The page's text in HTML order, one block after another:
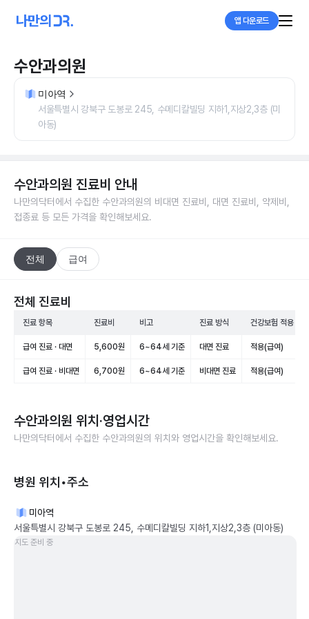
앱 다운로드
수안과의원
미아역
서울특별시 강북구 도봉로 245, 수메디칼빌딩 지하1,지상2,3층 (미
아동)
수안과의원 진료비 안내
나만의닥터에서 수집한 수안과의원의 비대면 진료비, 대면 진료비, 약제비,
접종료 등 모든 가격을 확인해보세요.
전체 급여
전체 진료비
진료 항목 진료비 비고 진료 방식 건강보험 적용
급여 진료 · 대면 5,600원 6~64세 기준 대면 진료 적용(급여)
급여 진료 · 비대면 6,700원 6~64세 기준 비대면 진료 적용(급여)
수안과의원 위치·영업시간
나만의닥터에서 수집한 수안과의원의 위치와 영업시간을 확인해보세요.
병원 위치•주소
미아역
서울특별시 강북구 도봉로 245, 수메디칼빌딩 지하1,지상2,3층 (미아동)
지도 준비 중